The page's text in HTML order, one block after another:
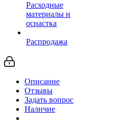
Расходные
материалы и
оснастка
Распродажа
Описание
Отзывы
Задать вопрос
Наличие